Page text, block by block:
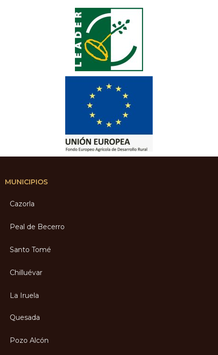
MUNICIPIOS
Cazorla
Peal de Becerro
Santo Tomé
Chilluévar
La Iruela
Quesada
Pozo Alcón